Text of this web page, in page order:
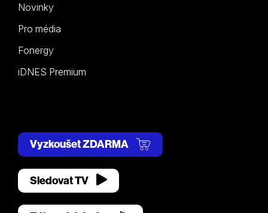
Novinky
Pro média
Fonergy
iDNES Premium
Vyzkoušet ZDARMA
Sledovat TV